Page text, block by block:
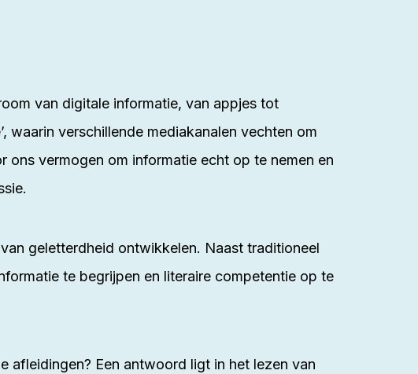
van digitale informatie, van appjes tot
waarin verschillende mediakanalen vechten om
vermogen om informatie echt op te nemen en
geletterdheid ontwikkelen. Naast traditioneel
te begrijpen en literaire competentie op te
afleidingen? Een antwoord ligt in het lezen van